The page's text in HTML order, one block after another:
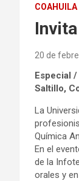
COAHUILA
20 de
Especial
Saltillo,
La
Química
En el
de la
orales y